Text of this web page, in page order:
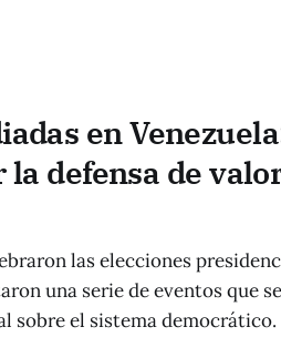
en
defensa de
las elecciones
una serie de eventos que
sobre el sistema democrático.